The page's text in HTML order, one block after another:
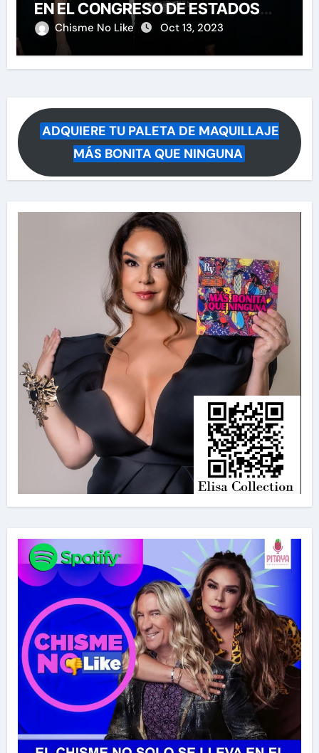
EN EL CONGRESO DE ESTADOS
UNIDOS
Chisme No Like Oct 13, 2023
ADQUIERE TU PALETA DE MAQUILLAJE
MÁS BONITA QUE NINGUNA